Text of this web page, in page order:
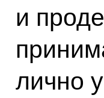
и
лично